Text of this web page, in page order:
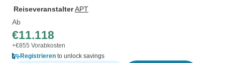
ReiseveranstalterAPT
Ab
€11.118
+€855 Vorabkosten
Registrieren to unlock savings